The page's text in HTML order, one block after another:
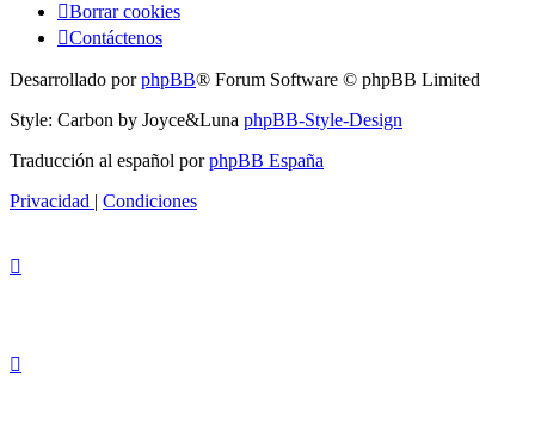
Borrar cookies
Contáctenos
Desarrollado porphpBB® Forum Software © phpBB Limited
Style: Carbon by Joyce&Luna phpBB-Style-Design
Traducción al español porphpBB España
Privacidad | Condiciones